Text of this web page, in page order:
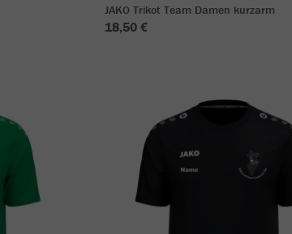
JAKO Trikot Team Damen kurzarm
18,50 €